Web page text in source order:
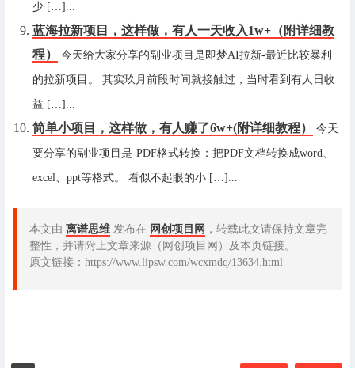
少 […]...
蓝海拉新项目，这样做，有人一天收入1w+（附详细教
程）
今天给大家分享的副业项目是即梦AI拉新-最近比较暴利
的拉新项目。 其实玖月前段时间就接触过，当时看到有人日收
益 […]...
简单小项目，这样做，有人赚了6w+(附详细教程） 今天
要分享的副业项目是-PDF格式转换：把PDF文档转换成word、
excel、ppt等格式。 看似不起眼的小 […]...
本文由 离谱思维 发布在 网创项目网 ，转载此文请保持文章完
整性，并请附上文章来源（网创项目网）及本页链接。
原文链接：https://www.lipsw.com/wcxmdq/13634.html